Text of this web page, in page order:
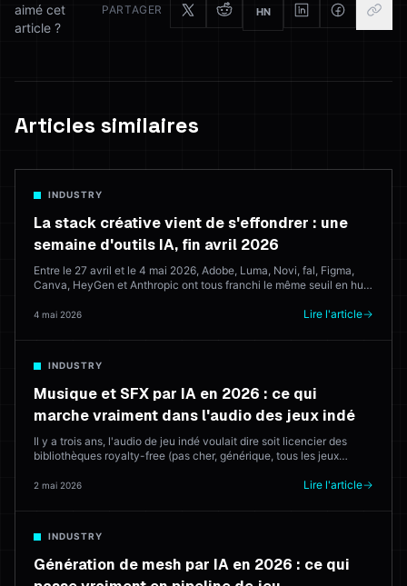
aimé cet
article ?
PARTAGER HN
Articles similaires
INDUSTRY
La stack créative vient de s'effondrer : une
semaine d'outils IA, fin avril 2026
Entre le 27 avril et le 4 mai 2026, Adobe, Luma, Novi, fal, Figma,
Canva, HeyGen et Anthropic ont tous franchi le même seuil en huit
laisse aux suites créatives navigateur qui essaient de tout
4 mai 2026 Lire l'article
INDUSTRY
Musique et SFX par IA en 2026 : ce qui
marche vraiment dans l'audio des jeux indé
Il y a trois ans, l'audio de jeu indé voulait dire soit licencier des
bibliothèques royalty-free (pas cher, générique, tous les jeux
2026, l'IA génère du score qui ship. Voilà quels outils livrent — et où
2 mai 2026 Lire l'article
INDUSTRY
Génération de mesh par IA en 2026 : ce qui